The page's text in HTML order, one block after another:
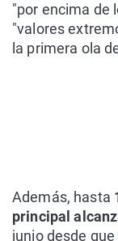
"por encima de
"valores
la primera ola
Además, hasta
principal
junio desde